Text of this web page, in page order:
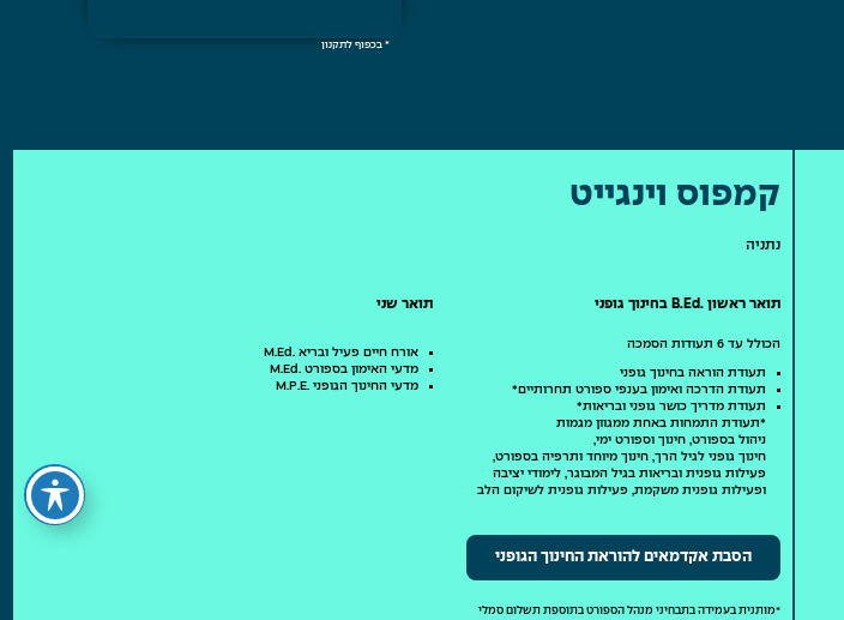
* בכפוף לתקנון
קמפוס וינגייט
נתניה
תואר ראשון .B.Ed בחינוך גופני
הכולל עד 6 תעודות הסמכה
תעודת הוראה בחינוך גופני
תעודת הדרכה ואימון בענפי ספורט תחרותיים*
תעודת מדריך כושר גופני ובריאות*
*תעודת התמחות באחת ממגוון מגמות
ניהול בספורט, חינוך וספורט ימי,
חינוך גופני לגיל הרך, חינוך מיוחד ותרפיה בספורט,
פעילות גופנית ובריאות בגיל המבוגר, לימודי יציבה
ופעילות גופנית משקמת, פעילות גופנית לשיקום הלב
הסבת אקדמאים להוראת החינוך הגופני
*מותנית בעמידה בתבחיני מנהל הספורט בתוספת תשלום סמלי
תואר שני
אורח חיים פעיל ובריא .M.Ed
מדעי האימון בספורט .M.Ed
מדעי החינוך הגופני .M.P.E